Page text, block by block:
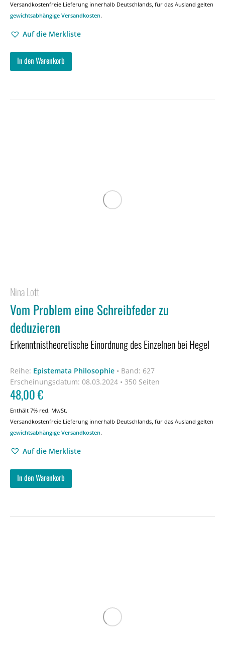
Versandkostenfreie Lieferung innerhalb Deutschlands, für das Ausland gelten
gewichtsabhängige Versandkosten.
Auf die Merkliste
In den Warenkorb
Nina Lott
Vom Problem eine Schreibfeder zu
deduzieren
Erkenntnistheoretische Einordnung des Einzelnen bei Hegel
Reihe: Epistemata Philosophie • Band: 627
Erscheinungsdatum: 08.03.2024 • 350 Seiten
48,00€
Enthält 7% red. MwSt.
Versandkostenfreie Lieferung innerhalb Deutschlands, für das Ausland gelten
gewichtsabhängige Versandkosten.
Auf die Merkliste
In den Warenkorb